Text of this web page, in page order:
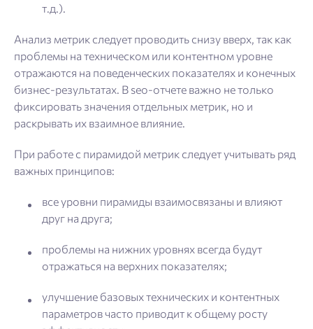
т.д.).
Анализ метрик следует проводить снизу вверх, так как
проблемы на техническом или контентном уровне
отражаются на поведенческих показателях и конечных
бизнес-результатах. В seo-отчете важно не только
фиксировать значения отдельных метрик, но и
раскрывать их взаимное влияние.
При работе с пирамидой метрик следует учитывать ряд
важных принципов:
все уровни пирамиды взаимосвязаны и влияют
друг на друга;
проблемы на нижних уровнях всегда будут
отражаться на верхних показателях;
улучшение базовых технических и контентных
параметров часто приводит к общему росту